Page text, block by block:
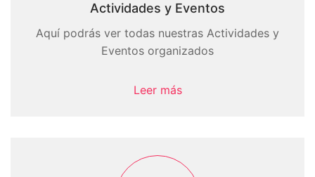
Actividades y Eventos
Aquí podrás ver todas nuestras Actividades y
Eventos organizados
Leer más